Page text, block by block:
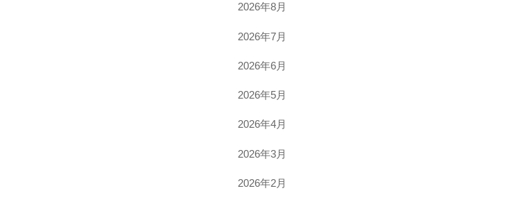
2026年8月
2026年7月
2026年6月
2026年5月
2026年4月
2026年3月
2026年2月